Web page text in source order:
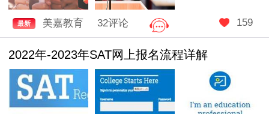
最新 美嘉教育 32评论 159
2022年-2023年SAT网上报名流程详解